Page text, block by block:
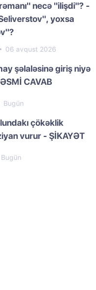
necə "ilişdi"? -
yoxsa
06 avqust 2026
şəlaləsinə giriş niyə
CAVAB
Bugün
çökəklik
vurur - ŞİKAYƏT
Bugün